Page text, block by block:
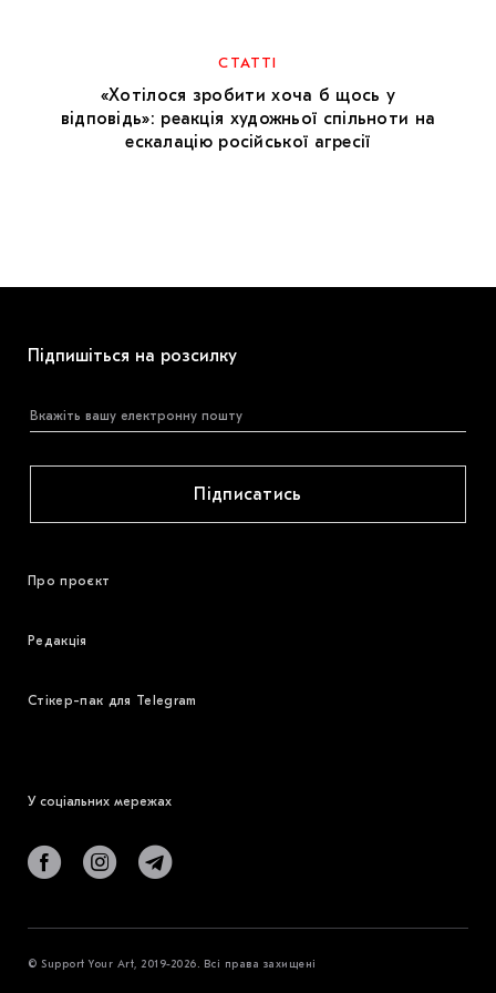
ДОСЛІДНИЦЬКА ПЛАТФОРМА
ЗАПАЛЕННЯ
CARPATHIAN CULT ПРО РІЗДВЯНІ СВЯТА
СТАТТІ
«Хотілося зробити хоча б щось у
відповідь»: реакція художньої спільноти на
ескалацію російської агресії
Підпишіться на розсилку
Підписатись
Про проєкт
Редакція
Стікер-пак для Telegram
У соціальних мережах
© Support Your Art, 2019-2026. Всі права захищені